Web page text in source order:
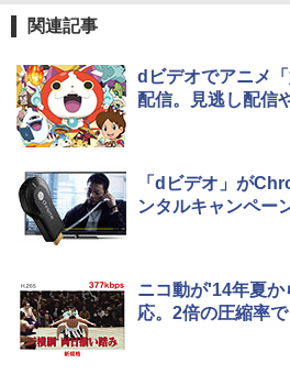
関連記事
dビデオでアニメ
配信。見逃し配信
「dビデオ」が
ンタルキャンペー
ニコ動が'14年夏
応。2倍の圧縮率